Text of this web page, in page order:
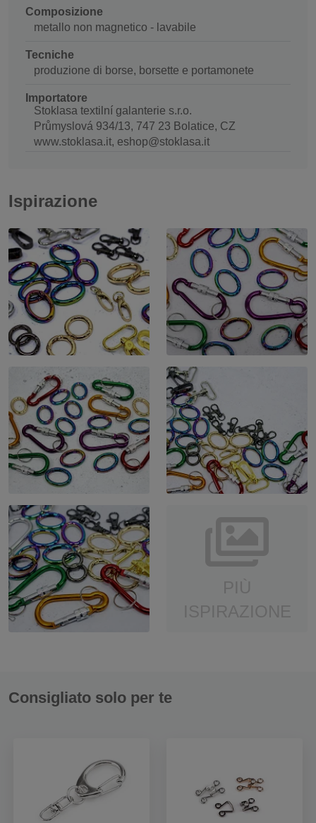
Composizione
metallo non magnetico - lavabile
Tecniche
produzione di borse, borsette e portamonete
Importatore
Stoklasa textilní galanterie s.r.o.
Průmyslová 934/13, 747 23 Bolatice, CZ
www.stoklasa.it, eshop@stoklasa.it
Ispirazione
Consigliato solo per te